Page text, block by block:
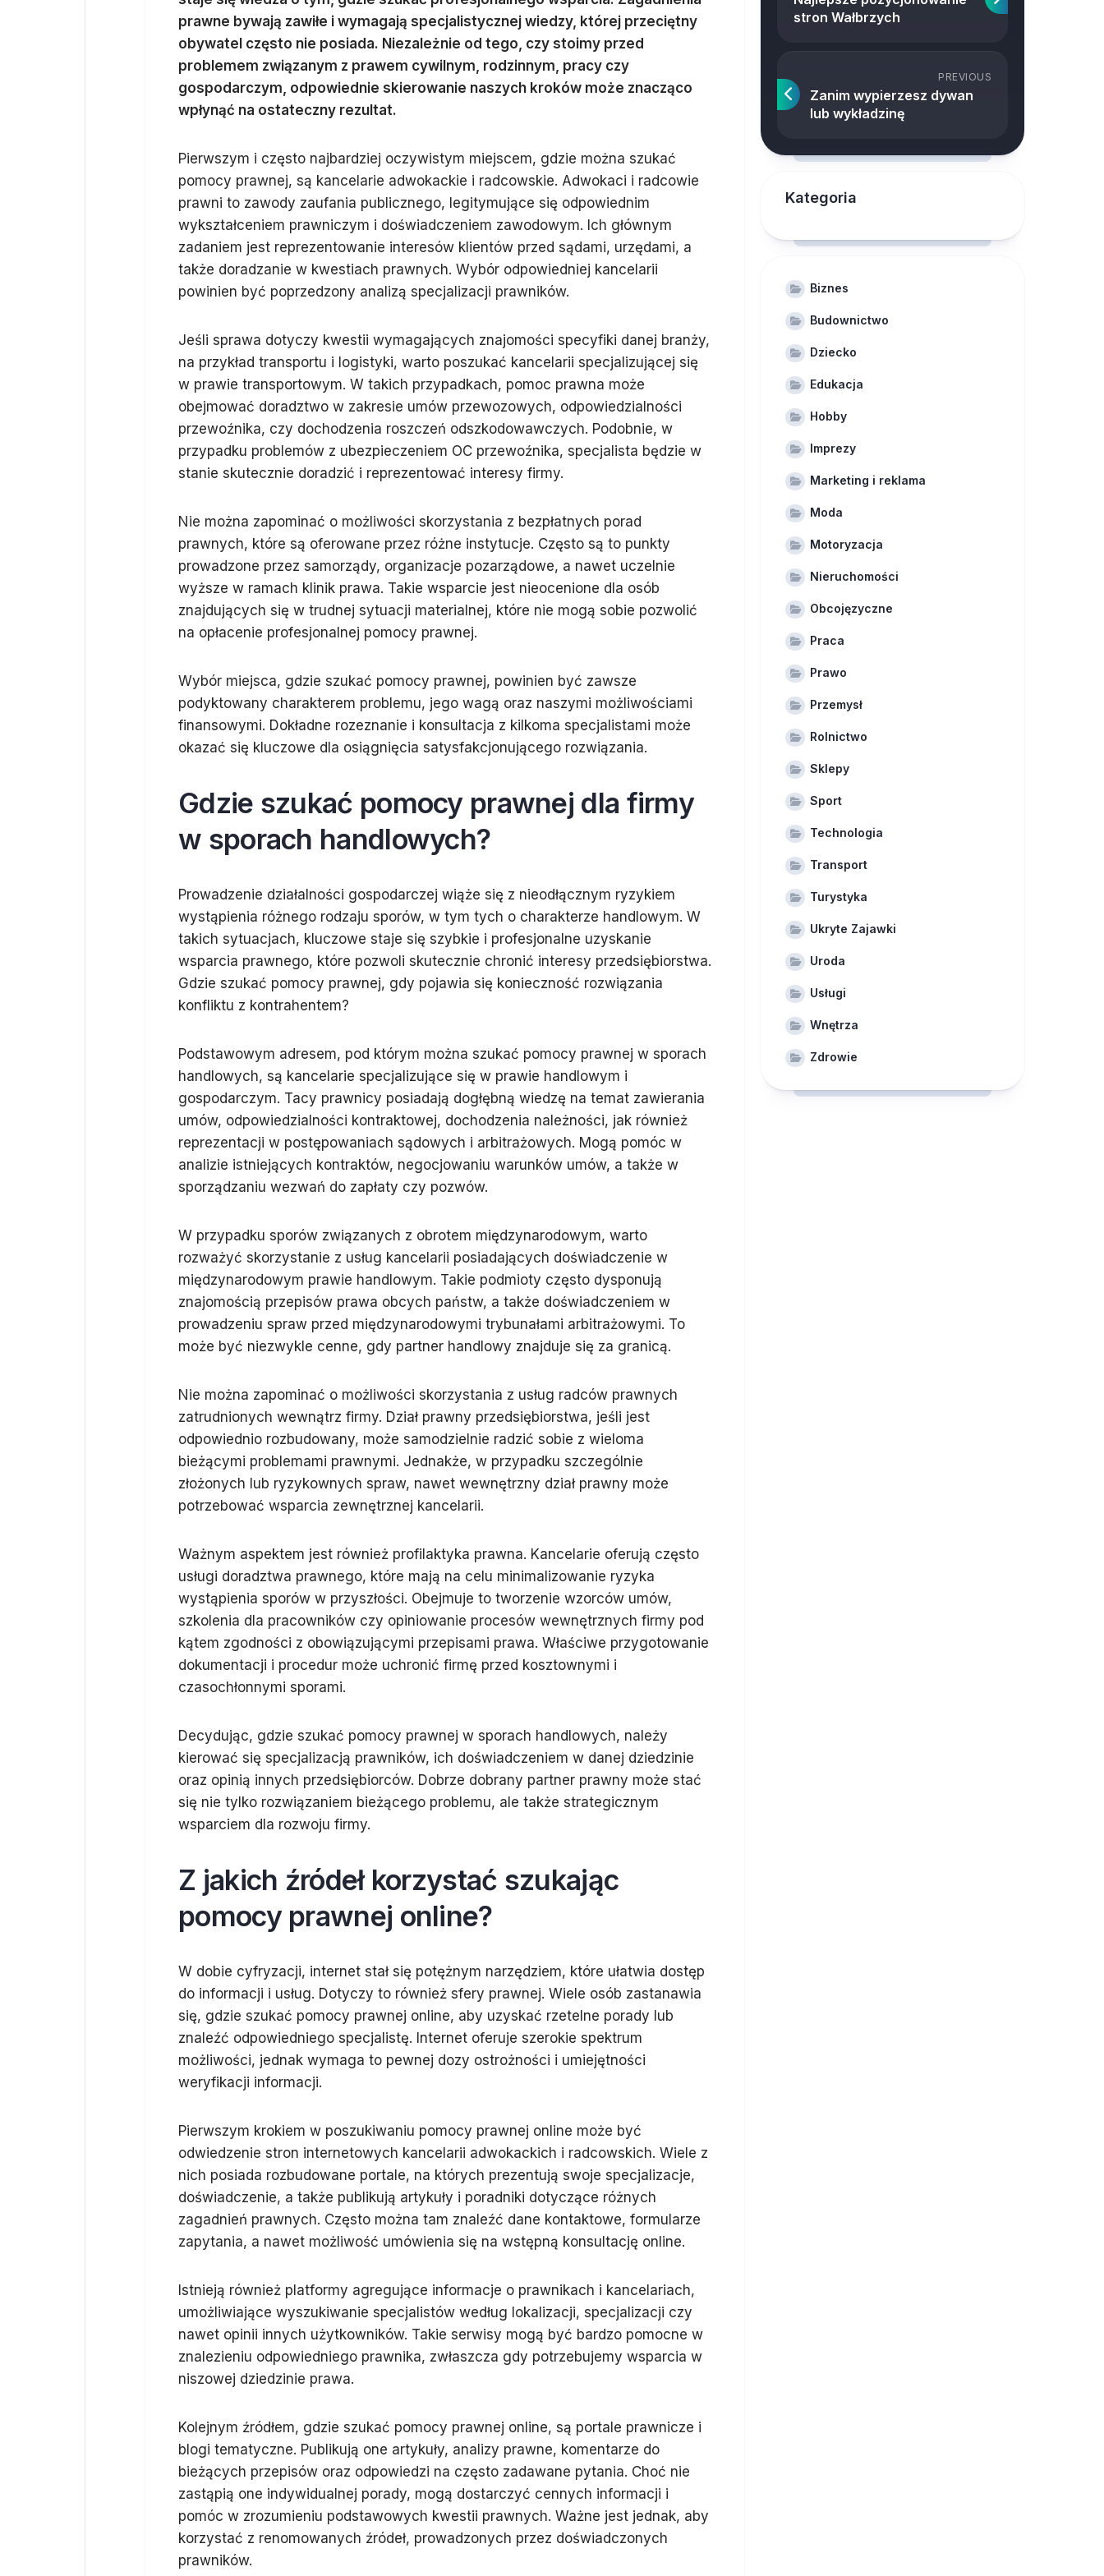
prawne bywają zawiłe i wymagają specjalistycznej wiedzy, której przeciętny
obywatel często nie posiada. Niezależnie od tego, czy stoimy przed
problemem związanym z prawem cywilnym, rodzinnym, pracy czy
gospodarczym, odpowiednie skierowanie naszych kroków może znacząco
wpłynąć na ostateczny rezultat.
Pierwszym i często najbardziej oczywistym miejscem, gdzie można szukać
pomocy prawnej, są kancelarie adwokackie i radcowskie. Adwokaci i radcowie
prawni to zawody zaufania publicznego, legitymujące się odpowiednim
wykształceniem prawniczym i doświadczeniem zawodowym. Ich głównym
zadaniem jest reprezentowanie interesów klientów przed sądami, urzędami, a
także doradzanie w kwestiach prawnych. Wybór odpowiedniej kancelarii
powinien być poprzedzony analizą specjalizacji prawników.
Jeśli sprawa dotyczy kwestii wymagających znajomości specyfiki danej branży,
na przykład transportu i logistyki, warto poszukać kancelarii specjalizującej się
w prawie transportowym. W takich przypadkach, pomoc prawna może
obejmować doradztwo w zakresie umów przewozowych, odpowiedzialności
przewoźnika, czy dochodzenia roszczeń odszkodowawczych. Podobnie, w
przypadku problemów z ubezpieczeniem OC przewoźnika, specjalista będzie w
stanie skutecznie doradzić i reprezentować interesy firmy.
Nie można zapominać o możliwości skorzystania z bezpłatnych porad
prawnych, które są oferowane przez różne instytucje. Często są to punkty
prowadzone przez samorządy, organizacje pozarządowe, a nawet uczelnie
wyższe w ramach klinik prawa. Takie wsparcie jest nieocenione dla osób
znajdujących się w trudnej sytuacji materialnej, które nie mogą sobie pozwolić
na opłacenie profesjonalnej pomocy prawnej.
Wybór miejsca, gdzie szukać pomocy prawnej, powinien być zawsze
podyktowany charakterem problemu, jego wagą oraz naszymi możliwościami
finansowymi. Dokładne rozeznanie i konsultacja z kilkoma specjalistami może
okazać się kluczowe dla osiągnięcia satysfakcjonującego rozwiązania.
Gdzie szukać pomocy prawnej dla firmy
w sporach handlowych?
Prowadzenie działalności gospodarczej wiąże się z nieodłącznym ryzykiem
wystąpienia różnego rodzaju sporów, w tym tych o charakterze handlowym. W
takich sytuacjach, kluczowe staje się szybkie i profesjonalne uzyskanie
wsparcia prawnego, które pozwoli skutecznie chronić interesy przedsiębiorstwa.
Gdzie szukać pomocy prawnej, gdy pojawia się konieczność rozwiązania
konfliktu z kontrahentem?
Podstawowym adresem, pod którym można szukać pomocy prawnej w sporach
handlowych, są kancelarie specjalizujące się w prawie handlowym i
gospodarczym. Tacy prawnicy posiadają dogłębną wiedzę na temat zawierania
umów, odpowiedzialności kontraktowej, dochodzenia należności, jak również
reprezentacji w postępowaniach sądowych i arbitrażowych. Mogą pomóc w
analizie istniejących kontraktów, negocjowaniu warunków umów, a także w
sporządzaniu wezwań do zapłaty czy pozwów.
W przypadku sporów związanych z obrotem międzynarodowym, warto
rozważyć skorzystanie z usług kancelarii posiadających doświadczenie w
międzynarodowym prawie handlowym. Takie podmioty często dysponują
znajomością przepisów prawa obcych państw, a także doświadczeniem w
prowadzeniu spraw przed międzynarodowymi trybunałami arbitrażowymi. To
może być niezwykle cenne, gdy partner handlowy znajduje się za granicą.
Nie można zapominać o możliwości skorzystania z usług radców prawnych
zatrudnionych wewnątrz firmy. Dział prawny przedsiębiorstwa, jeśli jest
odpowiednio rozbudowany, może samodzielnie radzić sobie z wieloma
bieżącymi problemami prawnymi. Jednakże, w przypadku szczególnie
złożonych lub ryzykownych spraw, nawet wewnętrzny dział prawny może
potrzebować wsparcia zewnętrznej kancelarii.
Ważnym aspektem jest również profilaktyka prawna. Kancelarie oferują często
usługi doradztwa prawnego, które mają na celu minimalizowanie ryzyka
wystąpienia sporów w przyszłości. Obejmuje to tworzenie wzorców umów,
szkolenia dla pracowników czy opiniowanie procesów wewnętrznych firmy pod
kątem zgodności z obowiązującymi przepisami prawa. Właściwe przygotowanie
dokumentacji i procedur może uchronić firmę przed kosztownymi i
czasochłonnymi sporami.
Decydując, gdzie szukać pomocy prawnej w sporach handlowych, należy
kierować się specjalizacją prawników, ich doświadczeniem w danej dziedzinie
oraz opinią innych przedsiębiorców. Dobrze dobrany partner prawny może stać
się nie tylko rozwiązaniem bieżącego problemu, ale także strategicznym
wsparciem dla rozwoju firmy.
Z jakich źródeł korzystać szukając
pomocy prawnej online?
W dobie cyfryzacji, internet stał się potężnym narzędziem, które ułatwia dostęp
do informacji i usług. Dotyczy to również sfery prawnej. Wiele osób zastanawia
się, gdzie szukać pomocy prawnej online, aby uzyskać rzetelne porady lub
znaleźć odpowiedniego specjalistę. Internet oferuje szerokie spektrum
możliwości, jednak wymaga to pewnej dozy ostrożności i umiejętności
weryfikacji informacji.
Pierwszym krokiem w poszukiwaniu pomocy prawnej online może być
odwiedzenie stron internetowych kancelarii adwokackich i radcowskich. Wiele z
nich posiada rozbudowane portale, na których prezentują swoje specjalizacje,
doświadczenie, a także publikują artykuły i poradniki dotyczące różnych
zagadnień prawnych. Często można tam znaleźć dane kontaktowe, formularze
zapytania, a nawet możliwość umówienia się na wstępną konsultację online.
Istnieją również platformy agregujące informacje o prawnikach i kancelariach,
umożliwiające wyszukiwanie specjalistów według lokalizacji, specjalizacji czy
nawet opinii innych użytkowników. Takie serwisy mogą być bardzo pomocne w
znalezieniu odpowiedniego prawnika, zwłaszcza gdy potrzebujemy wsparcia w
niszowej dziedzinie prawa.
Kolejnym źródłem, gdzie szukać pomocy prawnej online, są portale prawnicze i
blogi tematyczne. Publikują one artykuły, analizy prawne, komentarze do
bieżących przepisów oraz odpowiedzi na często zadawane pytania. Choć nie
zastąpią one indywidualnej porady, mogą dostarczyć cennych informacji i
pomóc w zrozumieniu podstawowych kwestii prawnych. Ważne jest jednak, aby
korzystać z renomowanych źródeł, prowadzonych przez doświadczonych
prawników.
stron Wałbrzych
PREVIOUS
Zanim wypierzesz dywan
lub wykładzinę
Kategoria
Biznes
Budownictwo
Dziecko
Edukacja
Hobby
Imprezy
Marketing i reklama
Moda
Motoryzacja
Nieruchomości
Obcojęzyczne
Praca
Prawo
Przemysł
Rolnictwo
Sklepy
Sport
Technologia
Transport
Turystyka
Ukryte Zajawki
Uroda
Usługi
Wnętrza
Zdrowie